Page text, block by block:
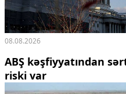
08.08.2026
ABŞ kəşfiyyatından
riski var